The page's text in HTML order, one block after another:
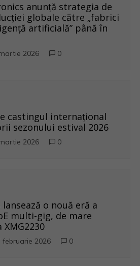
anunță strategia de
globale către „fabrici
artificială” până în
2026 0
castingul internațional
sezonului estival 2026
2026 0
o nouă eră a
multi-gig, de mare
februarie 2026 0